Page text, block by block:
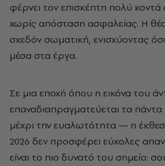
φέρνει τον επισκέπτη πολύ
χωρίς απόσταση ασφαλείας. Η
σχεδόν σωματική, ενισχύοντας
μέσα στα έργα.
Σε μια εποχή όπου η εικόνα του
επαναδιαπραγματεύεται τα
μέχρι την ευαλωτότητα — η
2026 δεν προσφέρει εύκολες
είναι το πιο δυνατό του σημείο: